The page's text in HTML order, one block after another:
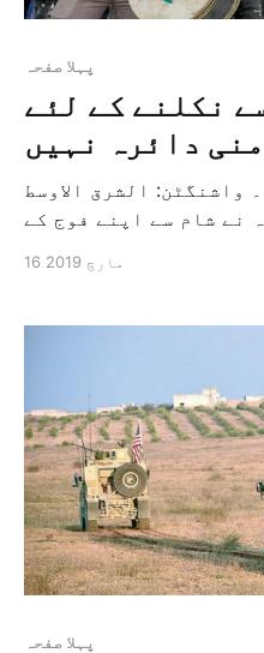
پہلا صفحہ
نکلنے کے لئے
دائرہ نہیں
واشنگٹن: الشرق الاوسط
نے شام سے اپنے فوج کے
قبل اس بات کی تاکید
16 مارچ 2019
پہلا صفحہ